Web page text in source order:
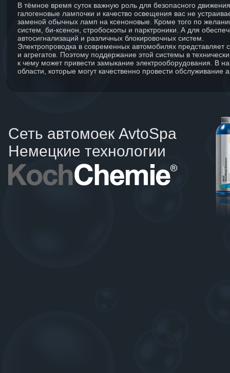
В тёмное время суток важную роль для безопасного
галогеновые лампочки и качество освещения вас не
заменой обычных ламп на ксеноновые. Кроме того по
систем, би-ксенон, стробоскопы и парктроники. А для
автосигнализаций и различных блокировочных систем.
Электропроводка в современных автомобилях представляет
и агрегатов. Поэтому поддержание этой системы в
к чему может привести замыкание электрооборудования. В
области, которые могут качественно провести
Сеть автомоек AvtoSpa
Немецкие технологии